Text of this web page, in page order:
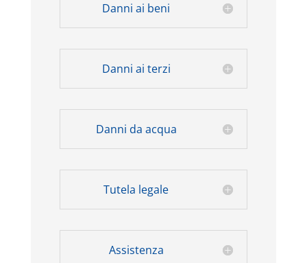
Danni ai beni
Danni ai terzi
Danni da acqua
Tutela legale
Assistenza